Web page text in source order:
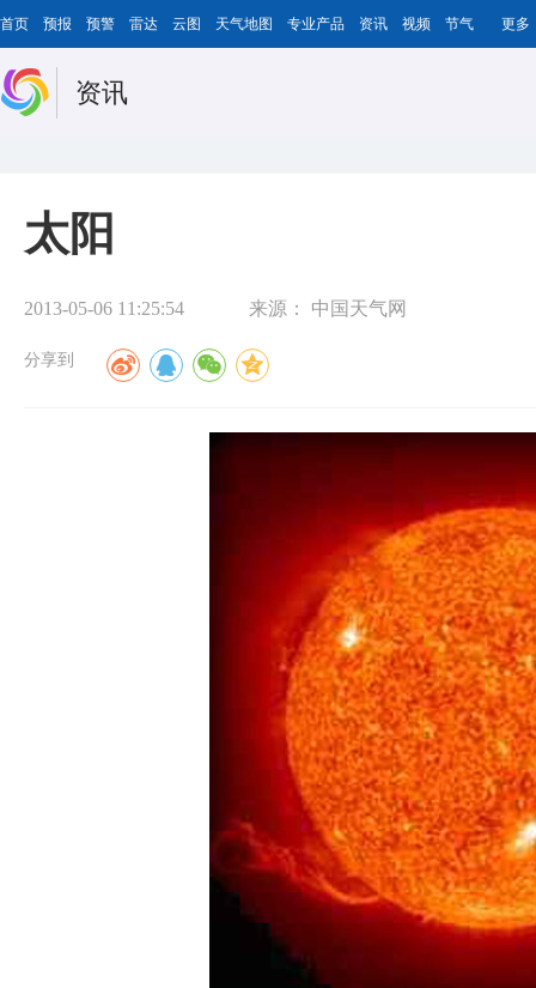
首页 预报 预警 雷达 云图 天气地图 专业产品 资讯 视频 节气 更多
资讯
太阳
2013-05-06 11:25:54 来源： 中国天气网
分享到